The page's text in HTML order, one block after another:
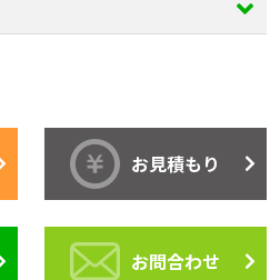
お見積もり
お問合わせ